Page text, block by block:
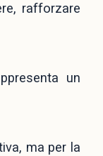
rafforzare
un
ma per la